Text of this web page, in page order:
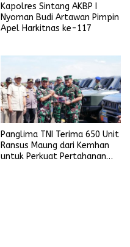
Kapolres Sintang AKBP I
Nyoman Budi Artawan Pimpin
Apel Harkitnas ke-117
Panglima TNI Terima 650 Unit
Ransus Maung dari Kemhan
untuk Perkuat Pertahanan